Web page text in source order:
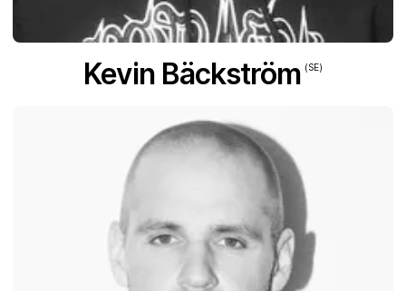
Kevin Bäckström (SE)